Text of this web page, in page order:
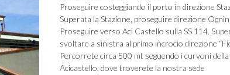
Proseguire costeggiando il porto in direzione
Superata la Stazione, proseguire direzione
Proseguire verso Aci Castello sulla SS 114.
svoltare a sinistra al primo incrocio direzione
Percorrete circa 500 mt seguendo i curvoni
Acicastello, dove troverete la nostra sede